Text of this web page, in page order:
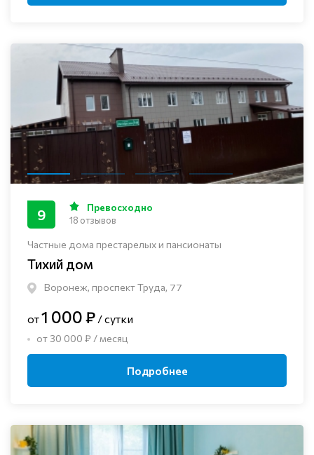
Частные дома престарелых и пансионаты
Тихий дом
Воронеж, проспект Труда, 77
9 Превосходно
18 отзывов
от1 000 ₽ / сутки
от 30 000 ₽ / месяц
Подробнее